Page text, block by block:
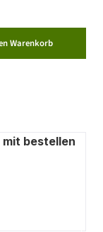
Warenkorb
bestellen